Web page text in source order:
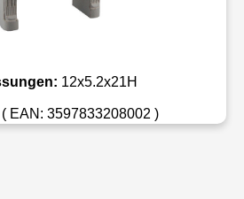
12x5.2x21H
( EAN: 3597833208002 )